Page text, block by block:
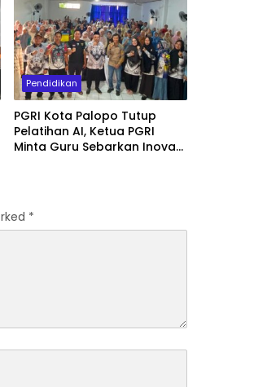
Pendidikan
PGRI Kota Palopo Tutup
Pelatihan AI, Ketua PGRI
Minta Guru Sebarkan Inovasi
*